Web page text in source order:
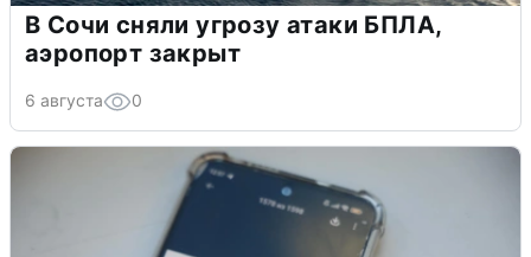
В Сочи сняли угрозу атаки БПЛА,
аэропорт закрыт
6 августа 0